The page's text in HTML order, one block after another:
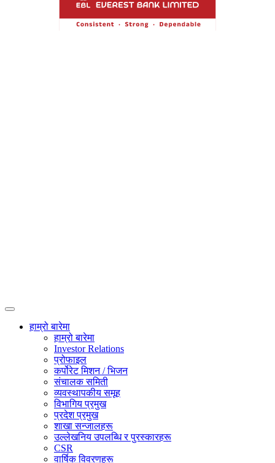
हाम्रो बारेमा
हाम्रो बारेमा
Investor Relations
प्रोफाइल
कर्पोरेट मिशन / भिजन
संचालक समिती
व्यवस्थापकीय समूह
विभागिय प्रमुख
प्रदेश प्रमुख
शाखा सन्जालहरू
उल्लेखनिय उपलब्धि र पुरस्कारहरू
CSR
वार्षिक विवरणहरू